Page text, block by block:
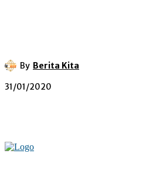
By Berita Kita
31/01/2020